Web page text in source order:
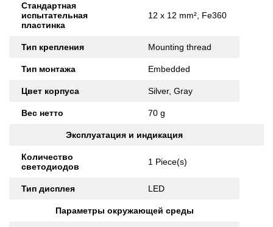
Стандартная
испытательная
пластинка
12 x 12 mm², Fe360
Тип крепления Mounting thread
Тип монтажа Embedded
Цвет корпуса Silver, Gray
Вес нетто 70 g
Эксплуатация и индикация
Количество
светодиодов
1 Piece(s)
Тип дисплея LED
Параметры окружающей среды